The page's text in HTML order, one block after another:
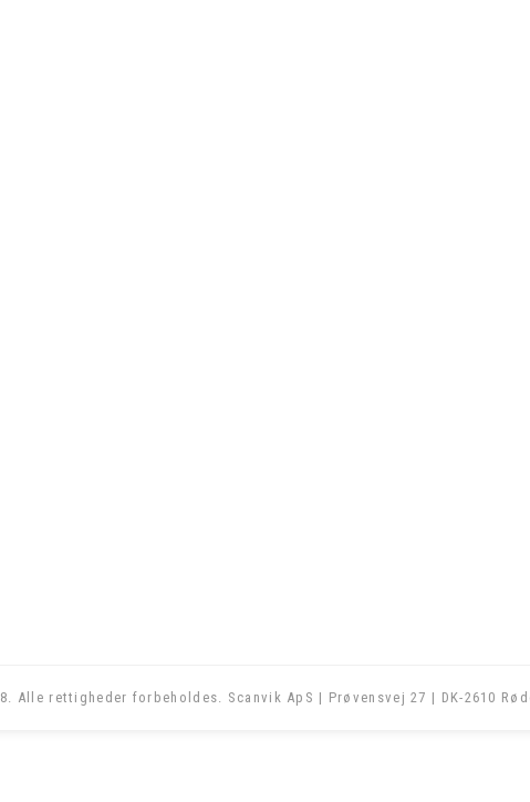
Alle rettigheder forbeholdes. Scanvik ApS | Prøvensvej 27 | DK-2610